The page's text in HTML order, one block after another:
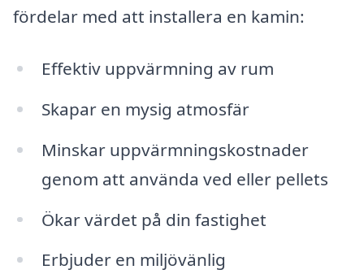
fördelar med att installera en kamin:
Effektiv uppvärmning av rum
Skapar en mysig atmosfär
Minskar uppvärmningskostnader
genom att använda ved eller pellets
Ökar värdet på din fastighet
Erbjuder en miljövänlig